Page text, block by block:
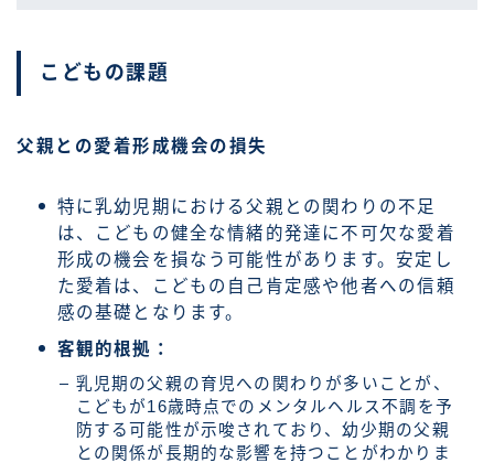
こどもの課題
父親との愛着形成機会の損失
特に乳幼児期における父親との関わりの不足
は、こどもの健全な情緒的発達に不可欠な愛着
形成の機会を損なう可能性があります。安定し
た愛着は、こどもの自己肯定感や他者への信頼
感の基礎となります。
客観的根拠：
乳児期の父親の育児への関わりが多いことが、
こどもが16歳時点でのメンタルヘルス不調を予
防する可能性が示唆されており、幼少期の父親
との関係が長期的な影響を持つことがわかりま